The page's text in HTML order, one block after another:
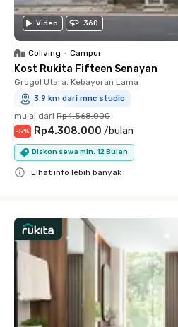
Video 360
Coliving • Campur
Kost Rukita Fifteen Senayan
Grogol Utara, Kebayoran Lama
3.9 km dari mnc studio
mulai dari Rp4.568.000
-5% Rp4.308.000 /bulan
Diskon sewa min. 12 Bulan
Lihat info lebih banyak